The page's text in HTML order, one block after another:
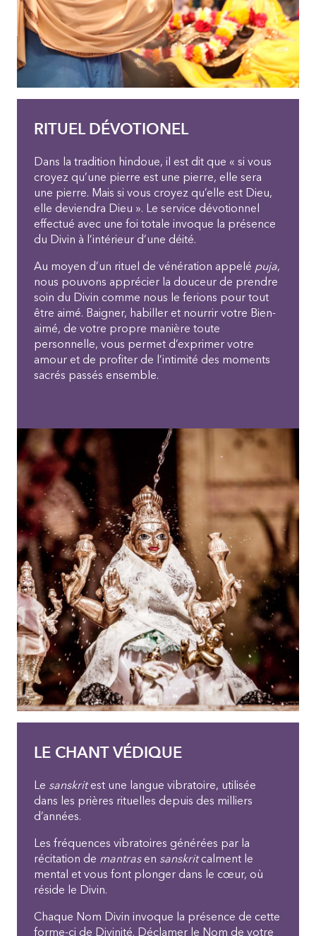
RITUEL DÉVOTIONEL
Dans la tradition hindoue, il est dit que « si vous
croyez qu’une pierre est une pierre, elle sera
une pierre. Mais si vous croyez qu’elle est Dieu,
elle deviendra Dieu ». Le service dévotionnel
effectué avec une foi totale invoque la présence
du Divin à l’intérieur d’une déité.
Au moyen d’un rituel de vénération appelé puja,
nous pouvons apprécier la douceur de prendre
soin du Divin comme nous le ferions pour tout
être aimé. Baigner, habiller et nourrir votre Bien-
aimé, de votre propre manière toute
personnelle, vous permet d’exprimer votre
amour et de profiter de l’intimité des moments
sacrés passés ensemble.
LE CHANT VÉDIQUE
Le sanskritest une langue vibratoire, utilisée
dans les prières rituelles depuis des milliers
d’années.
Les fréquences vibratoires générées par la
récitation de mantrasen sanskritcalment le
mental et vous font plonger dans le cœur, où
réside le Divin.
Chaque Nom Divin invoque la présence de cette
forme-ci de Divinité. Déclamer le Nom de votre